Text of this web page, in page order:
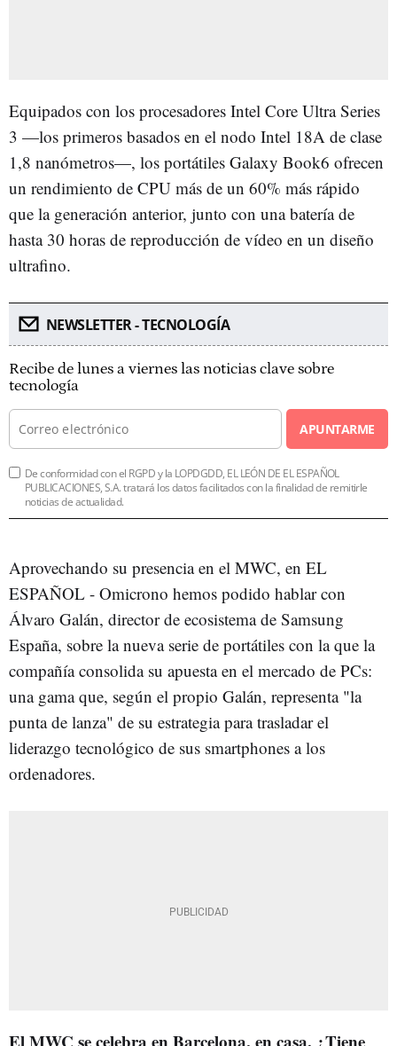
Equipados con los procesadores Intel Core Ultra Series
3 —los primeros basados en el nodo Intel 18A de clase
1,8 nanómetros—, los portátiles Galaxy Book6 ofrecen
un rendimiento de CPU más de un 60% más rápido
que la generación anterior, junto con una batería de
hasta 30 horas de reproducción de vídeo en un diseño
ultrafino.
NEWSLETTER - TECNOLOGÍA
Recibe de lunes a viernes las noticias clave sobre
tecnología
APUNTARME
De conformidad con el RGPD y la LOPDGDD, EL LEÓN DE EL ESPAÑOL
PUBLICACIONES, S.A. tratará los datos facilitados con la finalidad de remitirle
noticias de actualidad.
Aprovechando su presencia en el MWC, en EL
ESPAÑOL - Omicrono hemos podido hablar con
Álvaro Galán, director de ecosistema de Samsung
España, sobre la nueva serie de portátiles con la que la
compañía consolida su apuesta en el mercado de PCs:
una gama que, según el propio Galán, representa "la
punta de lanza" de su estrategia para trasladar el
liderazgo tecnológico de sus smartphones a los
ordenadores.
El MWC se celebra en Barcelona, en casa. ¿Tiene